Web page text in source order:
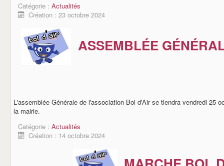
Catégorie : Actualités
Création : 23 octobre 2024
ASSEMBLÉE
L'assemblée Générale de l'association Bol d'Air se tiendra vendredi 25
la mairie.
Catégorie : Actualités
Création : 14 octobre 2024